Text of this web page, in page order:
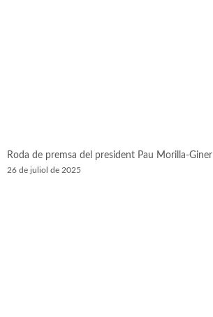
Roda de premsa del president Pau Morilla-Giner
26 de juliol de 2025